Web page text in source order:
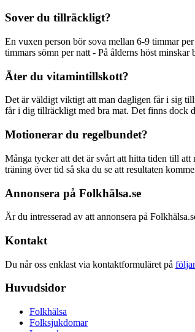
Sover du tillräckligt?
En vuxen person bör sova mellan 6-9 timmar
timmars sömn per natt - På ålderns höst
Äter du vitamintillskott?
Det är väldigt viktigt att man dagligen får i sig
får i dig tillräckligt med bra mat. Det finns dock
Motionerar du regelbundet?
Många tycker att det är svårt att hitta tiden till att
träning över tid så ska du se att resultaten
Annonsera på Folkhälsa.se
Är du intresserad av att annonsera på
Kontakt
Du når oss enklast via kontaktformuläret på
Huvudsidor
Folkhälsa
Folksjukdomar